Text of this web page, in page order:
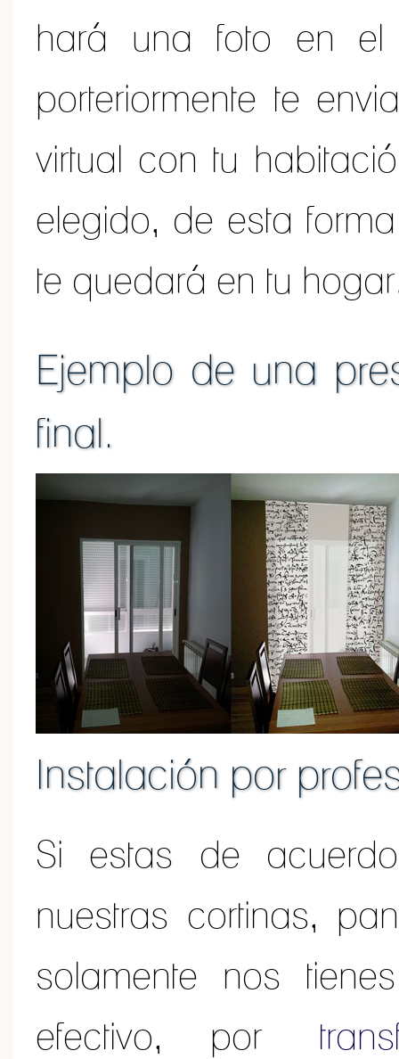
hará una foto en
porteriormente te
virtual con tu
elegido, de esta
te quedará en tu
Ejemplo de una
final.
Instalación por
Si estas de
nuestras cortinas,
solamente nos
efectivo, por